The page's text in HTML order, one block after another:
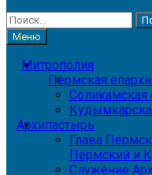
Найти:
Меню
Митрополия
Пермская
Соликамская
Архипастырь
Глава
Пермский и
Служение